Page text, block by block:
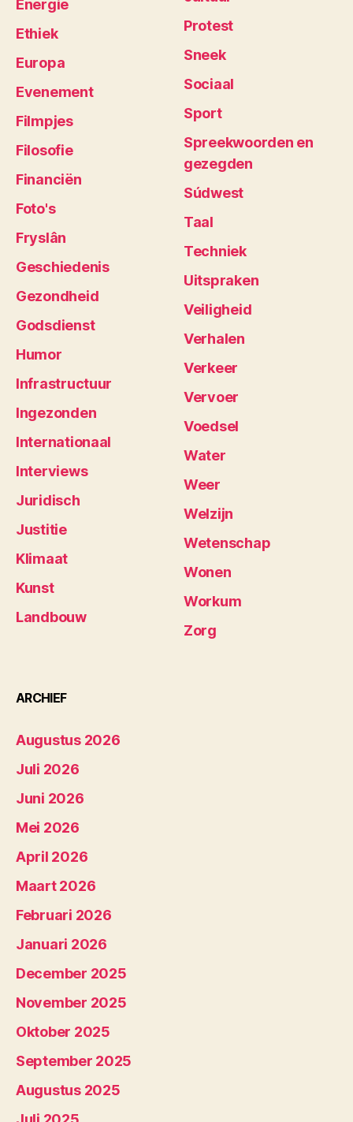
Energie
Ethiek
Europa
Evenement
Filmpjes
Filosofie
Financiën
Foto's
Fryslân
Geschiedenis
Gezondheid
Godsdienst
Humor
Infrastructuur
Ingezonden
Internationaal
Interviews
Juridisch
Justitie
Klimaat
Kunst
Landbouw
Protest
Sneek
Sociaal
Sport
Spreekwoorden en
gezegden
Súdwest
Taal
Techniek
Uitspraken
Veiligheid
Verhalen
Verkeer
Vervoer
Voedsel
Water
Weer
Welzijn
Wetenschap
Wonen
Workum
Zorg
ARCHIEF
Augustus 2026
Juli 2026
Juni 2026
Mei 2026
April 2026
Maart 2026
Februari 2026
Januari 2026
December 2025
November 2025
Oktober 2025
September 2025
Augustus 2025